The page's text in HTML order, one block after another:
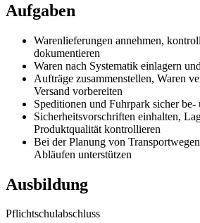
Aufgaben
Warenlieferungen annehmen,
dokumentieren
Waren nach Systematik einlagern
Aufträge zusammenstellen, Waren
Versand vorbereiten
Speditionen und Fuhrpark sicher be-
Sicherheitsvorschriften einhalten,
Produktqualität kontrollieren
Bei der Planung von
Abläufen unterstützen
Ausbildung
Pflichtschulabschluss